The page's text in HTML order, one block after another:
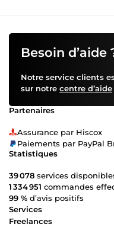
Besoin d’aide
Notre service clients
sur notre centre d’aide
Partenaires
Assurance par Hiscox
Paiements par PayPal
Statistiques
39 078 services
1 334 951 commandes
99 % d’avis positifs
Services
Freelances